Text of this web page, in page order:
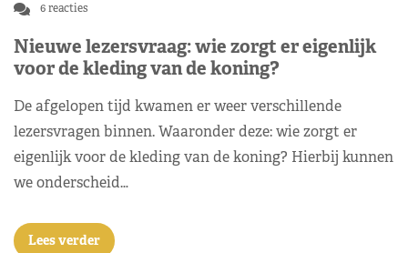
6 reacties
Nieuwe lezersvraag: wie zorgt er eigenlijk
voor de kleding van de koning?
De afgelopen tijd kwamen er weer verschillende
lezersvragen binnen. Waaronder deze: wie zorgt er
eigenlijk voor de kleding van de koning? Hierbij kunnen
we onderscheid…
Lees verder